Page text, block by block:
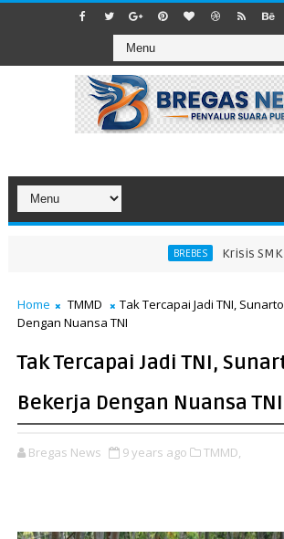
BREBES Krisis SMK
Home TMMD
Tak Tercapai Jadi TNI,
Dengan Nuansa TNI
Tak Tercapai Jadi TNI,
Bekerja Dengan Nuansa TNI
Bregas News 9 years ago TMMD,